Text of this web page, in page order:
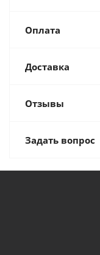
Оплата
Доставка
Отзывы
Задать вопрос